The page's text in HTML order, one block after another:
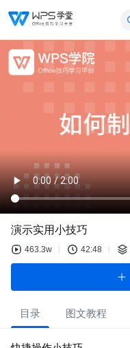
演示实用小技巧
463.3w 42:48
目录 图文教程